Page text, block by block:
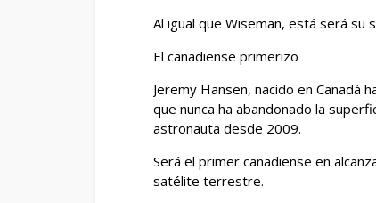
Al igual que Wiseman, está será su
El canadiense primerizo
Jeremy Hansen, nacido en Canadá
que nunca ha abandonado la
astronauta desde 2009.
Será el primer canadiense en
satélite terrestre.